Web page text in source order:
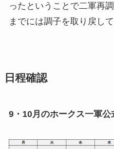
ったということで二軍再
までには調子を取り戻し
日程確認
9・10月のホークス一軍公